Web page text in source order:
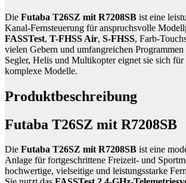
Die Futaba T26SZ mit R7208SB ist eine
Kanal-Fernsteuerung für anspruchsvolle
FASSTest, T-FHSS Air, S-FHSS, Farb-
vielen Gebern und umfangreichen
Segler, Helis und Multikopter eignet sie sich für
komplexe Modelle.
Produktbeschreibung
Futaba T26SZ mit R7208SB
Die Futaba T26SZ mit R7208SB ist eine
Anlage für fortgeschrittene Freizeit- und
hochwertige, vielseitige und leistungsstarke